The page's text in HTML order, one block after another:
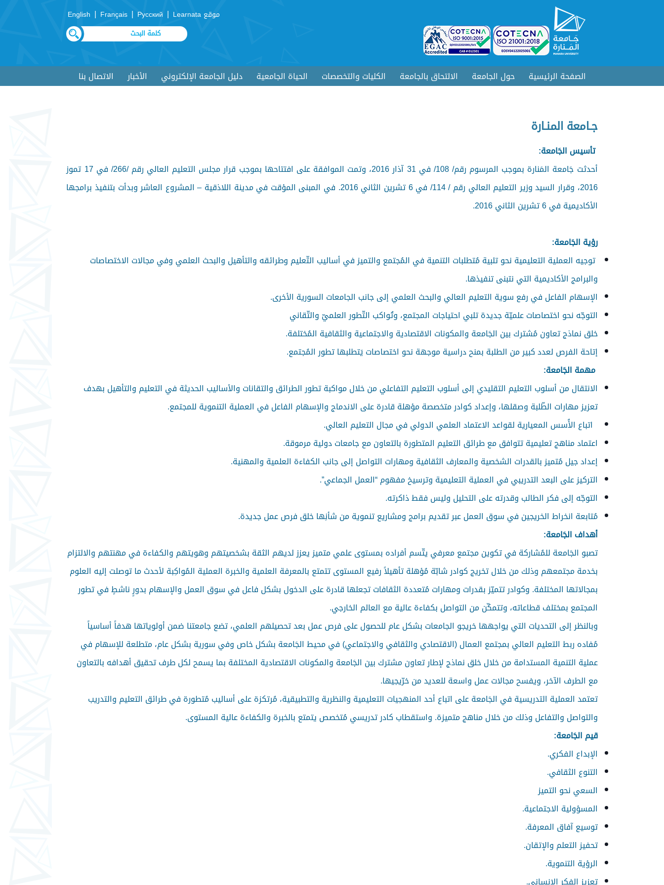
موقع Learnata |
Русский
|
Français
|
English
الصفحة الرئيسية حول الجامعة الالتحاق بالجامعة الكليات والتخصصات الحياة الجامعية دليل الجامعة الإلكتروني الأخبار الاتصال بنا
جـامعة المنـارة
تأسيس الجَامعة:
أحدثت جَامعة المَنارة بموجب المرسوم رقم/ 108/ في 31 آذار 2016، وتمت الموافقة على افتتاحها بموجب قرار مجلس التعليم العالي رقم /266/ في 17 تموز
2016، وقرار السيد وزير التعليم العالي رقم / 114/ في 6 تشرين الثاني 2016. في المبنى المؤقت في مدينة اللاذقية – المشروع العاشر وبدأت بتنفيذ برامجها
الأكاديمية في 6 تشرين الثاني 2016.
رؤية الجَامعة:
توجيه العملية التعليمية نحو تلبية مُتطلبات التنمية في المُجتمع والتميز في أساليب التّعليم وطرائقه والتأهيل والبحث العلمي وفي مجالات الاختصاصات
والبرامج الأكاديمية التي نتبنى تنفيذها.
الإسهام الفاعل في رفع سوية التعليم العالي والبحث العلمي إلى جانب الجامعات السورية الأخرى.
التوجّه نحو اختصاصات علميّة جديدة تلبي احتياجات المجتمع، وتُواكب التّطور العلميّ والتّقاني
خلق نماذج تعاون مُشترك بين الجَامعة والمكونات الاقتصادية والاجتماعية والثقافية المُختلفة.
إتاحة الفرص لعدد كبير من الطلبة بمنح دراسية موجهة نحو اختصاصات يَتطلبها تطور المُجتمع.
مهمة الجَامعة:
الانتقال من أسلوب التعليم التقليدي إلى أسلوب التعليم التفاعلي من خلال مواكبة تطور الطرائق والتقانات والأساليب الحديثة في التعليم والتأهيل بهدف
تعزيز مهارات الطّلبة وصقلها، وإعداد كوادر متخصصة مؤهلة قادرة على الاندماج والإسهام الفاعل في العملية التنموية للمجتمع.
اتباع الأُسس المعيارية لقواعد الاعتماد العلمي الدولي في مجال التعليم العالي.
اعتماد مناهج تعليمية تتوافق مع طرائق التعليم المتطورة بالتعاون مع جامعات دولية مرموقة.
إعداد جيل مُتميز بالقدرات الشخصية والمعارف الثقافية ومهارات التواصل إلى جانب الكفاءة العلمية والمهنية.
التركيز على البعد التدريبي في العملية التعليمية وترسيخ مفهوم “العمل الجماعي”.
التوجّه إلى فكر الطالب وقدرته على التحليل وليس فقط ذاكرته.
مُتابعة انخراط الخريجين في سوق العمل عبر تقديم برامج ومشاريع تنموية من شأنِها خلق فرص عمل جديدة.
أهداف الجَامعة:
تصبو الجَامعة للمُشاركة في تكوين مجتمع معرفي يتّسم أفراده بمستوى علمي متميز يعزز لديهم الثقة بشخصيتهم وهويتهم والكفاءة في مهنتهم والالتزام
بخدمة مجتمعهم وذلك من خلال تخريج كوادر شابّة مُؤهلة تأهيلاً رفيع المستوى تتمتع بالمعرفة العلمية والخبرة العملية المُواكِبة لأحدث ما توصلت إليه العلوم
بمجالاتها المختلفة. وكوادر تتميّز بقدرات ومهارات مُتعددة الثقافات تجعلها قادرة على الدخول بشكل فاعل في سوق العمل والإسهام بدورٍ ناشطٍ في تطور
المجتمع بمختلف قطاعاته، وتتمكّن من التواصل بكفاءة عالية مع العالم الخارجي.
وبالنظر إلى التحديات التي يواجهها خريجو الجامعات بشكل عام للحصول على فرص عمل بعد تحصيلهم العلمي، تضع جامعتنا ضمن أولوياتها هدفاً أساسياً
مُفاده ربط التعليم العالي بمجتمع العمال (الاقتصادي والثقافي والاجتماعي) في محيط الجَامعة بشكل خاص وفي سورية بشكل عام، متطلعة للإسهام في
عملية التنمية المستدامة من خلال خلق نماذج لإطار تعاون مشترك بين الجَامعة والمكونات الاقتصادية المختلفة بما يسمح لكل طرف تحقيق أهدافه بالتعاون
مع الطرف الآخر، ويفسح مجالات عمل واسعة للعديد من خرّيجيها.
تعتمد العملية التدريسية في الجَامعة على اتباع أحد المنهجيات التعليمية والنظرية والتطبيقية، مُرتكزة على أساليب مُتطورة في طرائق التعليم والتدريب
والتواصل والتفاعل وذلك من خلال مناهج متميزة. واستقطاب كادر تدريسي مُتخصص يتمتع بالخبرة والكفاءة عالية المستوى.
قيم الجَامعة:
الإبداع الفكري.
التنوع الثقافي.
السعي نحو التميز
المسؤولية الاجتماعية.
توسيع آفاق المعرفة.
تحفيز التعلم والإتقان.
الرؤية التنموية.
تعزيز الفكر الإنساني.